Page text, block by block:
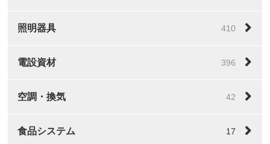
照明器具 410
電設資材 396
空調・換気 42
食品システム 17